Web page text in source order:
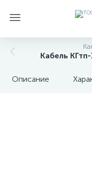
Кабель
Описание